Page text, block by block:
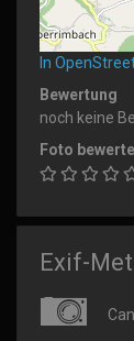
In
Bewertung
noch keine
Foto
Exif-